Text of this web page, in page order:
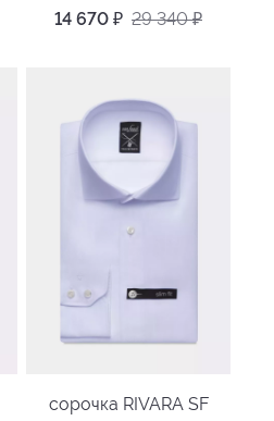
14 670 ₽ 29 340₽
сорочка RIVARA SF